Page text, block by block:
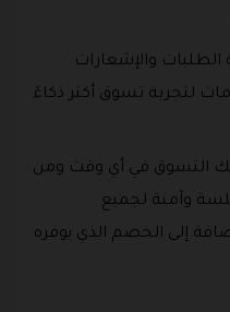
الطلبات والإشعارات
لتجربة تسوق أكثر ذكاءً
التسوق في أي وقت ومن
وآمنة لجميع
إلى الخصم الذي يوفره